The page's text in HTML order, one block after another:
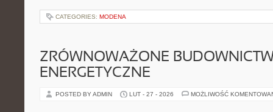
CATEGORIES: MODENA
ZRÓWNOWAŻONE
ENERGETYCZNE
POSTED BY ADMIN LUT - 27 - 2026 MOŻLIWOŚĆ